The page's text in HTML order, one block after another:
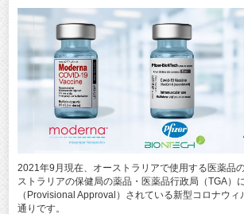
2021年9月現在、オーストラリアで使用する医薬品
ストラリアの保健局の薬品・医薬品行政局（TGA）
（Provisional Approval）されている新型コロナウ
通りです。